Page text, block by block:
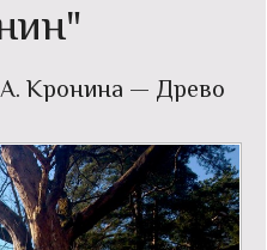
Кронина — Древо